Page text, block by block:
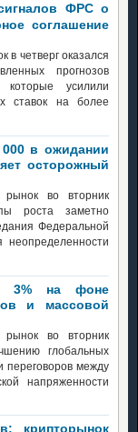
ФРС о
соглашение
в четверг оказался
прогнозов
усилили
ставок на более
в ожидании
осторожный
во вторник
роста заметно
Федеральной
3% на фоне
и массовой
во вторник
глобальных
переговоров между
напряженности
крипторынок